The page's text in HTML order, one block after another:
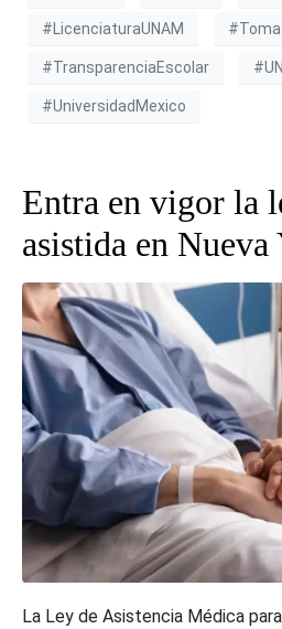
#LicenciaturaUNAM
#TransparenciaEscolar
#UniversidadMexico
Entra en vigor la
asistida en Nueva
La Ley de Asistencia Médica